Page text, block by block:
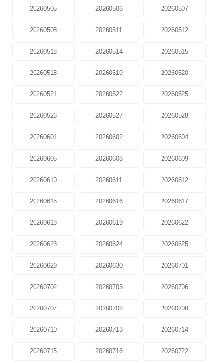
20260505 20260506 20260507
20260508 20260511 20260512
20260513 20260514 20260515
20260518 20260519 20260520
20260521 20260522 20260525
20260526 20260527 20260528
20260601 20260602 20260604
20260605 20260608 20260609
20260610 20260611 20260612
20260615 20260616 20260617
20260618 20260619 20260622
20260623 20260624 20260625
20260629 20260630 20260701
20260702 20260703 20260706
20260707 20260708 20260709
20260710 20260713 20260714
20260715 20260716 20260722